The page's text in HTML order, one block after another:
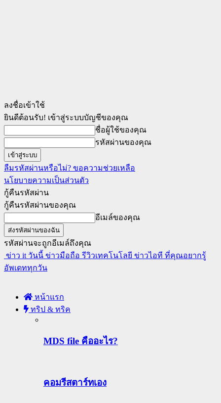
ลงชื่อเข้าใช้
ยินดีต้อนรับ! เข้าสู่ระบบบัญชีของคุณ
ชื่อผู้ใช้ของคุณ
รหัสผ่านของคุณ
ลืมรหัสผ่านหรือไม่? ขอความช่วยเหลือ
นโยบายความเป็นส่วนตัว
กู้คืนรหัสผ่าน
กู้คืนรหัสผ่านของคุณ
อีเมล์ของคุณ
รหัสผ่านจะถูกอีเมล์ถึงคุณ
ข่าว it วันนี้ ข่าวมือถือ รีวิวเทคโนโลยี ข่าวไอที ที่คุณอยากรู้
อัพเดททุกวัน
หน้าแรก
ทริป & ทริค
MDS file คืออะไร?
คอมรีสตาร์ทเอง